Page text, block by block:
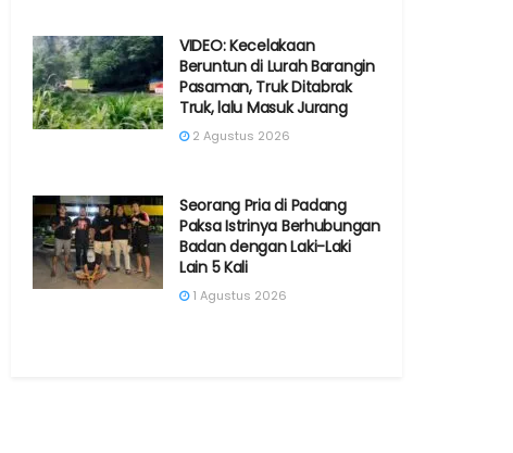
VIDEO: Kecelakaan
Beruntun di Lurah Barangin
Pasaman, Truk Ditabrak
Truk, lalu Masuk Jurang
2 Agustus 2026
Seorang Pria di Padang
Paksa Istrinya Berhubungan
Badan dengan Laki-Laki
Lain 5 Kali
1 Agustus 2026